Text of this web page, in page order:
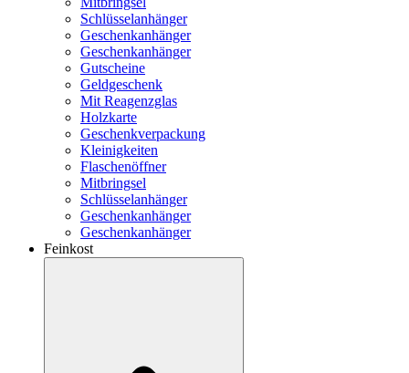
Schlüsselanhänger
Geschenkanhänger
Geschenkanhänger
Gutscheine
Geldgeschenk
Mit Reagenzglas
Holzkarte
Geschenkverpackung
Kleinigkeiten
Flaschenöffner
Mitbringsel
Schlüsselanhänger
Geschenkanhänger
Geschenkanhänger
Feinkost